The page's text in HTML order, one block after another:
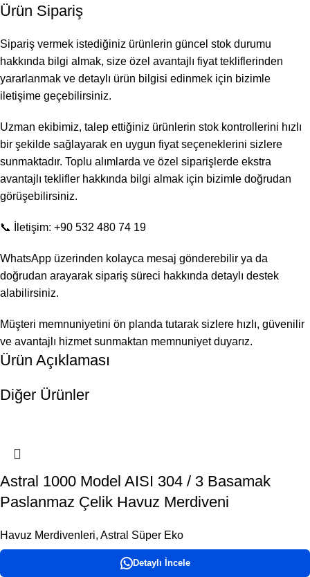
Ürün Sipariş
Sipariş vermek istediğiniz ürünlerin güncel stok durumu
hakkında bilgi almak, size özel avantajlı fiyat tekliflerinden
yararlanmak ve detaylı ürün bilgisi edinmek için bizimle
iletişime geçebilirsiniz.
Uzman ekibimiz, talep ettiğiniz ürünlerin stok kontrollerini hızlı
bir şekilde sağlayarak en uygun fiyat seçeneklerini sizlere
sunmaktadır. Toplu alımlarda ve özel siparişlerde ekstra
avantajlı teklifler hakkında bilgi almak için bizimle doğrudan
görüşebilirsiniz.
📞 İletişim: +90 532 480 74 19
WhatsApp üzerinden kolayca mesaj gönderebilir ya da
doğrudan arayarak sipariş süreci hakkında detaylı destek
alabilirsiniz.
Müşteri memnuniyetini ön planda tutarak sizlere hızlı, güvenilir
ve avantajlı hizmet sunmaktan memnuniyet duyarız.
Ürün Açıklaması
Diğer Ürünler
Astral 1000 Model AISI 304 / 3 Basamak
Paslanmaz Çelik Havuz Merdiveni
Havuz Merdivenleri, Astral Süper Eko
Detaylı İncele